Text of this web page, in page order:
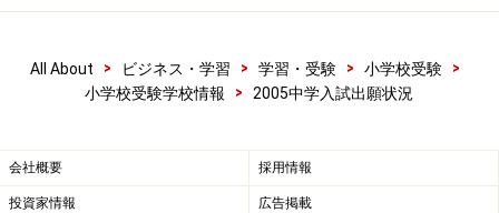
All About > ビジネス・学習 > 学習・受験 > 小学校受験
>
小学校受験学校情報
> 2005中学入試出願状況
会社概要 採用情報
投資家情報 広告掲載